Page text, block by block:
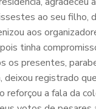
ao seu filho,
aos
tinha
os presentes,
registrado
reforçou a fala da